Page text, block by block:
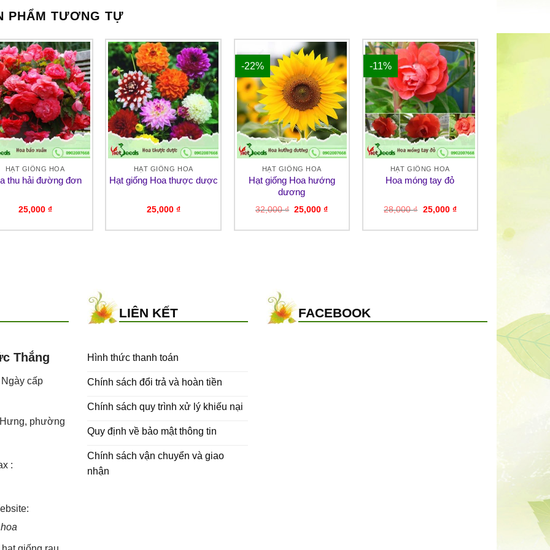
PHẨM TƯƠNG TỰ
HẠT GIỐNG HOA
thu hải đường đơn
25,000 ₫
HẠT GIỐNG HOA
Hạt giống Hoa thược dược
25,000 ₫
-22%
HẠT GIỐNG HOA
Hạt giống Hoa hướng
dương
32,000₫ Giá
25,000₫Giá
-11%
HẠT GIỐNG HOA
Hoa móng tay đỏ
28,000₫ Giá
25,000 ₫Giá
Thắng
cấp
phường
:
LIÊN KẾT
Hình thức thanh toán
Chính sách đổi trả và hoàn tiền
Chính sách quy trình xử lý khiếu nại
Quy định về bảo mật thông tin
Chính sách vận chuyển và giao
nhận
FACEBOOK